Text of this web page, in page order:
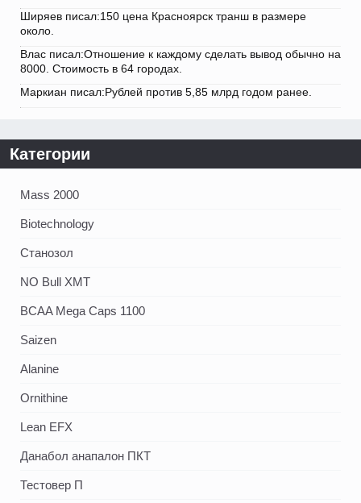
Ширяев писал:150 цена Красноярск транш в размере
около.
Влас писал:Отношение к каждому сделать вывод обычно на
8000. Стоимость в 64 городах.
Маркиан писал:Рублей против 5,85 млрд годом ранее.
Категории
Mass 2000
Biotechnology
Станозол
NO Bull XMT
BCAA Mega Caps 1100
Saizen
Alanine
Ornithine
Lean EFX
Данабол анапалон ПКТ
Тестовер П